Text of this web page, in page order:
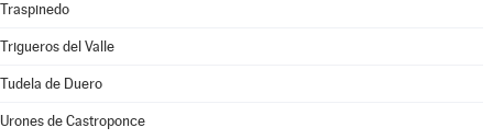
Traspinedo
Trigueros del Valle
Tudela de Duero
Urones de Castroponce